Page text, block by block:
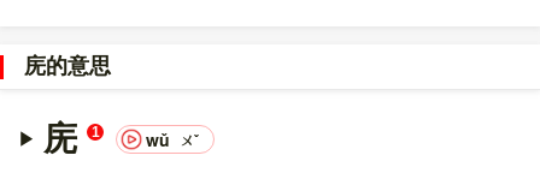
庑的意思
庑 1 wǔ ㄨˇ